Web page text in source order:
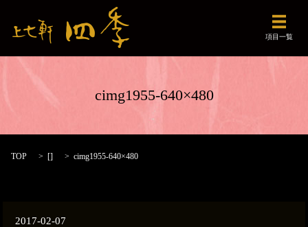
メニュ
項目一覧
cimg1955-640×480
TOP [] cimg1955-640×480
2017-02-07